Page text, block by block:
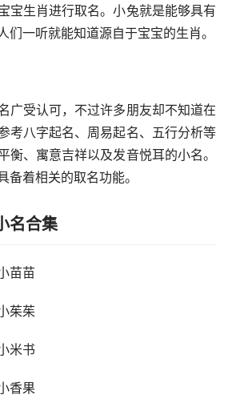
宝生肖进行取名。小兔就是能够具有
们一听就能知道源自于宝宝的生肖。
广受认可，不过许多朋友却不知道在
考八字起名、周易起名、五行分析等
衡、寓意吉祥以及发音悦耳的小名。
备着相关的取名功能。
名合集
苗苗
茱茱
米书
香果